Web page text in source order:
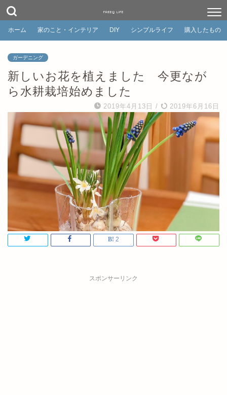
FREEQ LIFE
ホーム 家のこと・インテリア DIY シンプルライフ 購入したもの
ガーデニング
新しいお花を植えました 今更なが
ら水耕栽培始めました
2019年4月13日 / 2019年6月16日
2
スポンサーリンク